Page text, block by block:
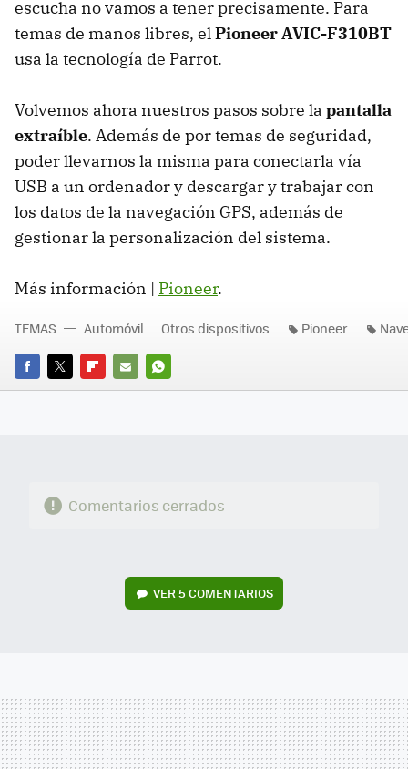
escucha no vamos a tener precisamente. Para
temas de manos libres, elPioneer AVIC-F310BT
usa la tecnología de Parrot.
Volvemos ahora nuestros pasos sobre la pantalla
extraíble. Además de por temas de seguridad,
poder llevarnos la misma para conectarla vía
USB a un ordenador y descargar y trabajar con
los datos de la navegación GPS, además de
gestionar la personalización del sistema.
Más información | Pioneer.
FACEBOOK
TWITTERFLIPBOARD
E-
WHATSAPP
TEMAS Automóvil Otros dispositivos Pioneer
Comentarios cerrados
VER5 COMENTARIOS